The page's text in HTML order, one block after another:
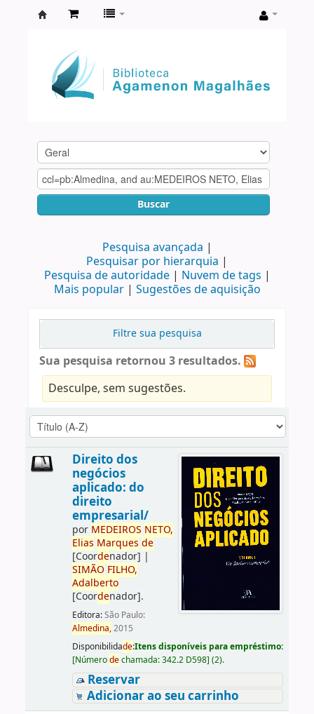
Agamenon
Magalhães
Buscar
Pesquisa avançada
Pesquisar por hierarquia
Pesquisa de autoridade
Nuvem de tags
Mais popular
Sugestões de aquisição
Filtre sua pesquisa
Sua pesquisa retornou 3 resultados.
Desculpe, sem sugestões.
Direito dos
negócios
aplicado: do
direito
empresarial/
por MEDEIROS NETO,
Elias Marques de
[Coordenador] |
SIMÃO FILHO,
Adalberto
[Coordenador].
Editora:São Paulo:
Almedina,2015
Disponibilidade:Itens disponíveis para empréstimo:
[Númerodechamada:342.2 D598] (2).
Reservar
Adicionar ao seu carrinho